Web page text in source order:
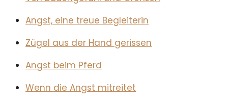
Angst, eine treue Begleiterin
Zügel aus der Hand gerissen
Angst beim Pferd
Wenn die Angst mitreitet